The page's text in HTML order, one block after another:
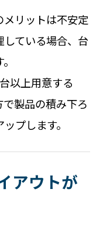
リットは不安定
ている場合、台
以上用意する
製品の積み下ろ
プします。
アウトが